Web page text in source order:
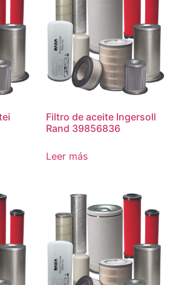
Filtro de aceite Ingersoll
Rand 39856836
Leer más